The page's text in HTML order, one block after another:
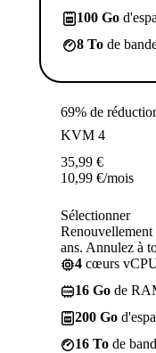
100 Go
8 To de
69% de
KVM 4
35,99 €
10,99 €/mois
Sélectionner
ans. Annulez à
4 cœurs
16 Go de
200 Go
16 To de